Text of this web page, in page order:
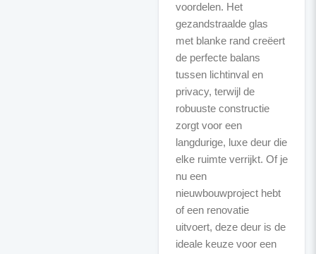
voordelen. Het
gezandstraalde glas
met blanke rand creëert
de perfecte balans
tussen lichtinval en
privacy, terwijl de
robuuste constructie
zorgt voor een
langdurige, luxe deur die
elke ruimte verrijkt. Of je
nu een
nieuwbouwproject hebt
of een renovatie
uitvoert, deze deur is de
ideale keuze voor een